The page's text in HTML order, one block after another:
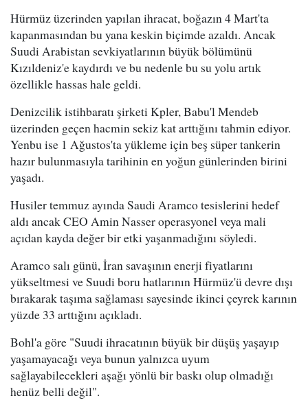
Hürmüz üzerinden yapılan ihracat, boğazın 4 Mart'ta
kapanmasından bu yana keskin biçimde azaldı. Ancak
Suudi Arabistan sevkiyatlarının büyük bölümünü
Kızıldeniz'e kaydırdı ve bu nedenle bu su yolu artık
özellikle hassas hale geldi.
Denizcilik istihbaratı şirketi Kpler, Babu'l Mendeb
üzerinden geçen hacmin sekiz kat arttığını tahmin ediyor.
Yenbu ise 1 Ağustos'ta yükleme için beş süper tankerin
hazır bulunmasıyla tarihinin en yoğun günlerinden birini
yaşadı.
Husiler temmuz ayında Saudi Aramco tesislerini hedef
aldı ancak CEO Amin Nasser operasyonel veya mali
açıdan kayda değer bir etki yaşanmadığını söyledi.
Aramco salı günü, İran savaşının enerji fiyatlarını
yükseltmesi ve Suudi boru hatlarının Hürmüz'ü devre dışı
bırakarak taşıma sağlaması sayesinde ikinci çeyrek karının
yüzde 33 arttığını açıkladı.
Bohl'a göre "Suudi ihracatının büyük bir düşüş yaşayıp
yaşamayacağı veya bunun yalnızca uyum
sağlayabilecekleri aşağı yönlü bir baskı olup olmadığı
henüz belli değil".